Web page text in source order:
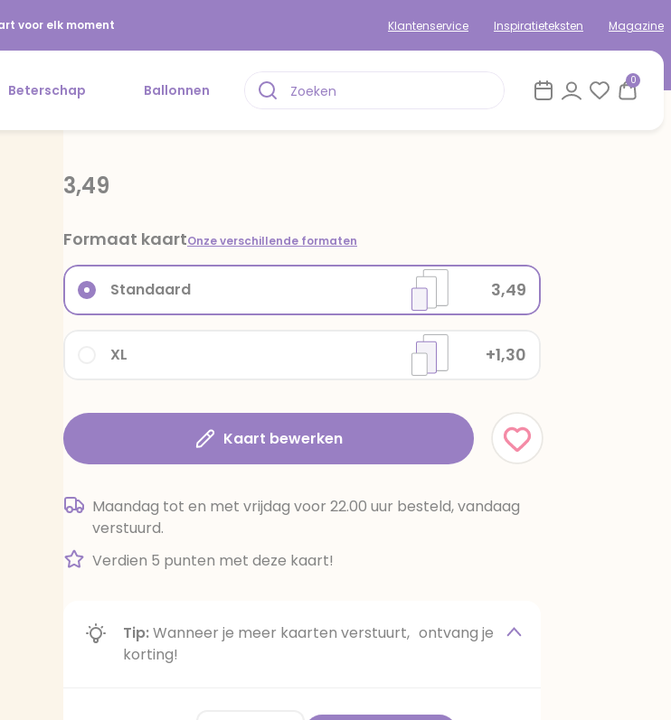
voor elk moment Klantenservice Inspiratieteksten Magazine
Beterschap Ballonnen
0
3,49
Formaat kaartOnze verschillende formaten
XL +1,30
Standaard 3,49
Kaart bewerken
Maandag tot en met vrijdag voor 22.00 uur besteld, vandaag
verstuurd.
Verdien 5 punten met deze kaart!
Tip:Wanneer je meer kaarten verstuurt, ontvang je
korting!